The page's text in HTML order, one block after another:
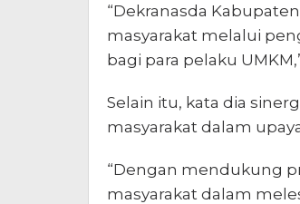
“Dekranasda
masyarakat melalui
bagi para pelaku
Selain itu, kata dia
masyarakat dalam
“Dengan mendukung
masyarakat dalam